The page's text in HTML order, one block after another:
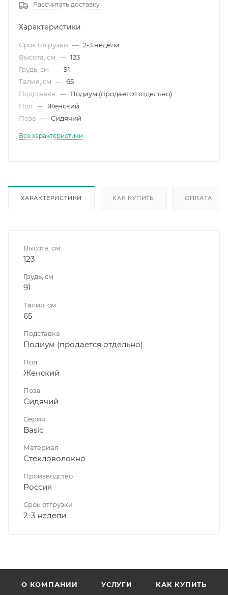
Рассчитать доставку
Характеристики
Срок отгрузки — 2-3 недели
Высота, см — 123
Грудь, см — 91
Талия, см — 65
Подставка — Подиум (продается отдельно)
Пол — Женский
Поза — Сидячий
Все характеристики
ХАРАКТЕРИСТИКИ КАК КУПИТЬ ОПЛАТА
Высота, см
123
Грудь, см
91
Талия, см
65
Подставка
Подиум (продается отдельно)
Пол
Женский
Поза
Сидячий
Серия
Basic
Материал
Стекловолокно
Производство
Россия
Срок отгрузки
2-3 недели
О КОМПАНИИ УСЛУГИ КАК КУПИТЬ